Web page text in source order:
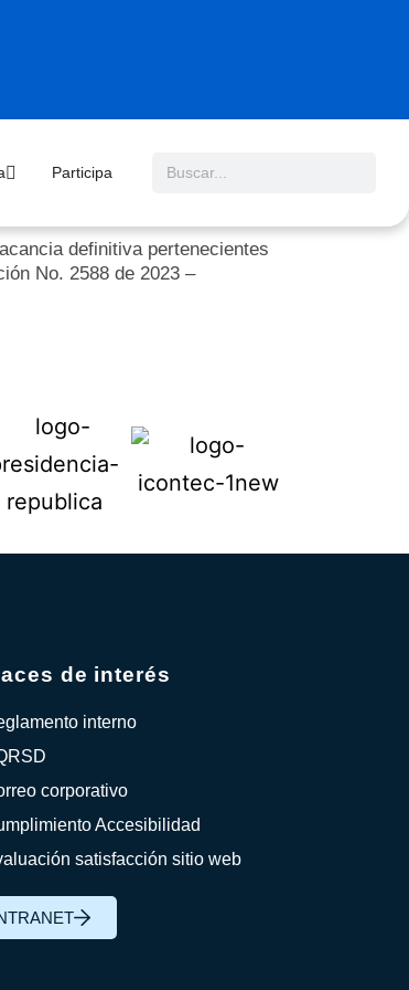
Participa
definitiva pertenecientes
No. 2588 de 2023 –
de interés
interno
corporativo
Accesibilidad
satisfacción sitio web